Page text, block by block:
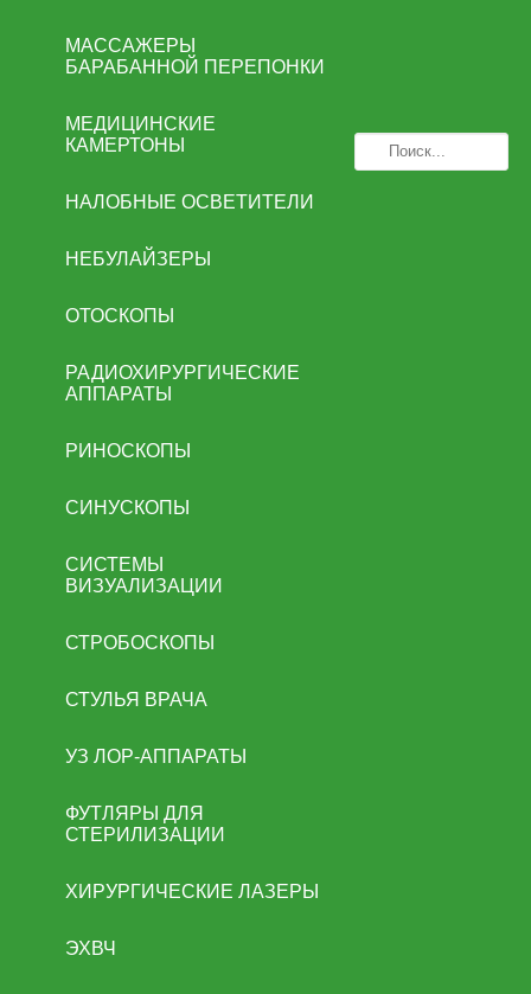
МАССАЖЕРЫ
БАРАБАННОЙ ПЕРЕПОНКИ
МЕДИЦИНСКИЕ
КАМЕРТОНЫ
НАЛОБНЫЕ ОСВЕТИТЕЛИ
НЕБУЛАЙЗЕРЫ
ОТОСКОПЫ
РАДИОХИРУРГИЧЕСКИЕ
АППАРАТЫ
РИНОСКОПЫ
СИНУСКОПЫ
СИСТЕМЫ
ВИЗУАЛИЗАЦИИ
СТРОБОСКОПЫ
СТУЛЬЯ ВРАЧА
УЗ ЛОР-АППАРАТЫ
ФУТЛЯРЫ ДЛЯ
СТЕРИЛИЗАЦИИ
ХИРУРГИЧЕСКИЕ ЛАЗЕРЫ
ЭХВЧ